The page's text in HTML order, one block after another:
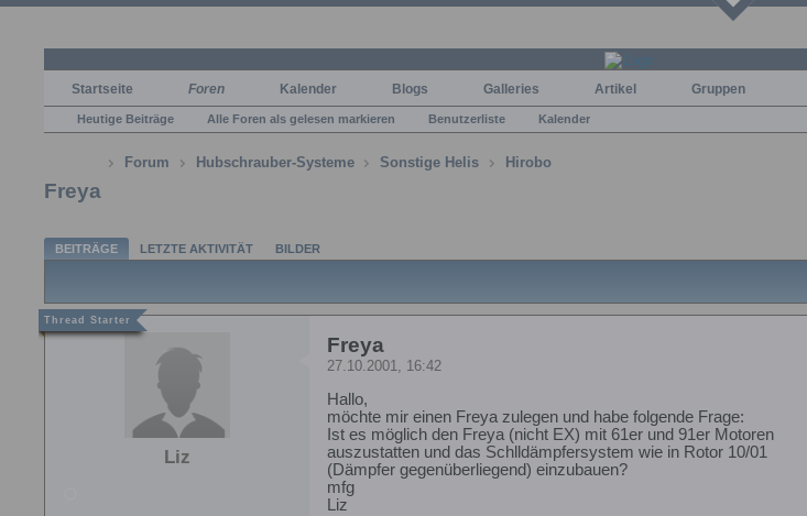
Startseite Foren Kalender Blogs Galleries Artikel Gruppen
Heutige Beiträge Alle Foren als gelesen markieren Benutzerliste Kalender
Forum Hubschrauber-Systeme Sonstige Helis Hirobo
Freya
BEITRÄGE LETZTE AKTIVITÄT BILDER
Liz
Freya
27.10.2001, 16:42
Hallo,
möchte mir einen Freya zulegen und habe folgende Frage:
Ist es möglich den Freya (nicht EX) mit 61er und 91er Motoren
auszustatten und das Schlldämpfersystem wie in Rotor 10/01
(Dämpfer gegenüberliegend) einzubauen?
mfg
Liz